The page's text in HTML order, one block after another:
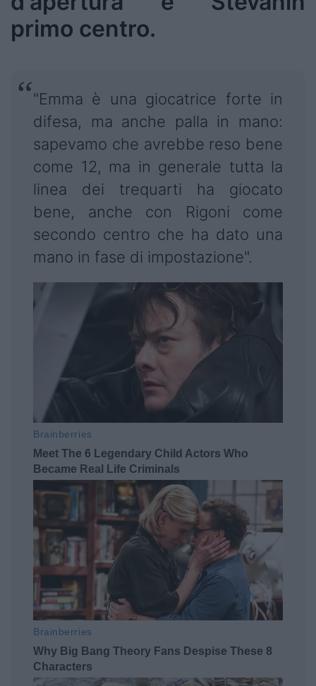
primo centro.
"Emma è una giocatrice forte in
difesa, ma anche palla in mano:
sapevamo che avrebbe reso bene
come 12, ma in generale tutta la
linea dei trequarti ha giocato
bene, anche con Rigoni come
secondo centro che ha dato una
mano in fase di impostazione".